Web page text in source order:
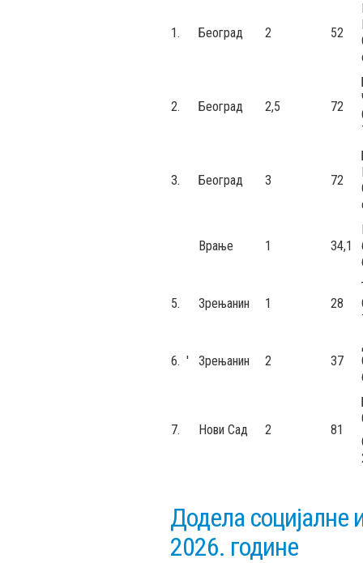
1. Београд 2 52
2. Београд 2,5 72
3. Београд 3 72
Врање 1 34,1
5. Зрењанин 1 28
6. ' Зрењанин 2 37
7. Нови Сад 2 81
Додела социјалне
2026. године